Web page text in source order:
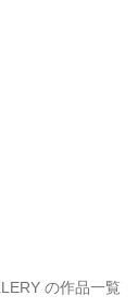
の作品一覧